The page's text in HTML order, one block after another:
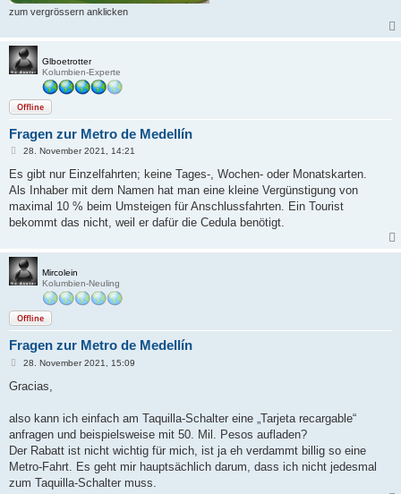
zum vergrössern anklicken
Glboetrotter
Kolumbien-Experte
Offline
Fragen zur Metro de Medellín
B
i
r
a
28. November 2021, 14:21
Es gibt nur Einzelfahrten; keine Tages-, Wochen- oder Monatskarten.
Als Inhaber mit dem Namen hat man eine kleine Vergünstigung von
maximal 10 % beim Umsteigen für Anschlussfahrten. Ein Tourist
bekommt das nicht, weil er dafür die Cedula benötigt.
Mircolein
Kolumbien-Neuling
Offline
Fragen zur Metro de Medellín
B
i
a
28. November 2021, 15:09
Gracias,
also kann ich einfach am Taquilla-Schalter eine „Tarjeta recargable“
anfragen und beispielsweise mit 50. Mil. Pesos aufladen?
Der Rabatt ist nicht wichtig für mich, ist ja eh verdammt billig so eine
Metro-Fahrt. Es geht mir hauptsächlich darum, dass ich nicht jedesmal
zum Taquilla-Schalter muss.